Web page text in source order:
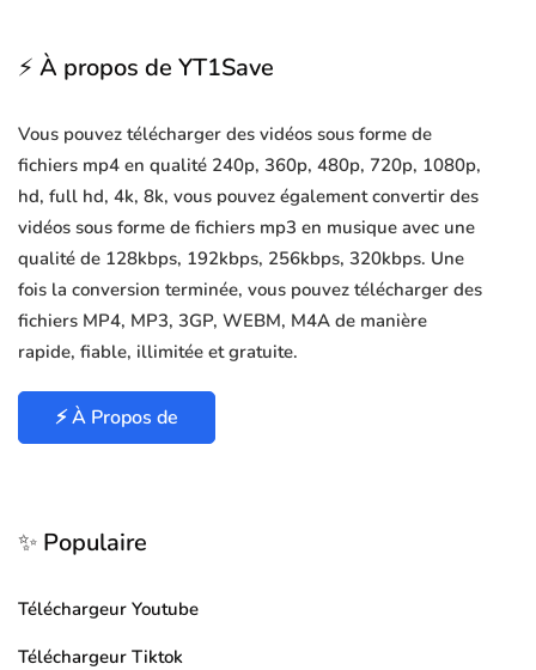
⚡ À propos de YT1Save
Vous pouvez télécharger des vidéos sous forme de
fichiers mp4 en qualité 240p, 360p, 480p, 720p, 1080p,
hd, full hd, 4k, 8k, vous pouvez également convertir des
vidéos sous forme de fichiers mp3 en musique avec une
qualité de 128kbps, 192kbps, 256kbps, 320kbps. Une
fois la conversion terminée, vous pouvez télécharger des
fichiers MP4, MP3, 3GP, WEBM, M4A de manière
rapide, fiable, illimitée et gratuite.
⚡ À Propos de
✨ Populaire
Téléchargeur Youtube
Téléchargeur Tiktok